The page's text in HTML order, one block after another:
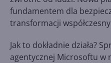
fundamentem dla
transformacji
Jak to dokładnie działa?
agentycznej Microsoftu w